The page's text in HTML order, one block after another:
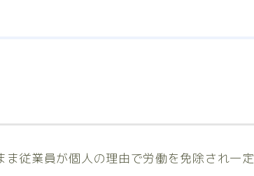
従業員が個人の理由で労働を免除され一定